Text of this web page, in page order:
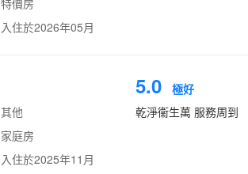
特價房
入住於2026年05月
其他
家庭房
入住於2025年11月
5.0
極好
乾淨衞生萬 服務周到